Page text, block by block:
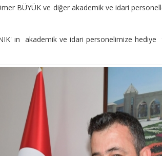
BÜYÜK ve diğer akademik ve idari
ın akademik ve idari personelimize